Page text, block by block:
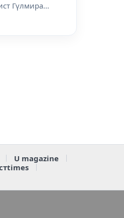
Гүлмира...
U magazine